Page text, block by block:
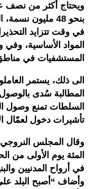
ويحتاج أكثر من نصف
بنحو 48 مليون
في وقت تتزايد
المواد الأساسية،
المستشفيات في
الى ذلك، يستمر
المطالبة سُدى
السلطات تمنع وصول
تأشيرات دخول لعمّال
وقال المجلس النروجي
المئة يوم الأولى من
في أرواح المدنيين
وأضاف “أصبح البلد